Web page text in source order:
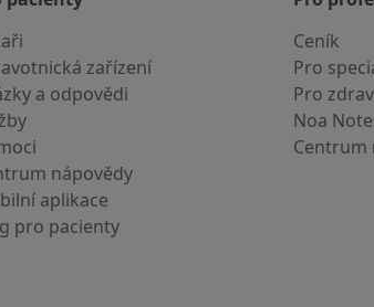
zařízení
a odpovědi
nápovědy
aplikace
pro pacienty
Ceník
Pro
Pro
Noa
Centrum